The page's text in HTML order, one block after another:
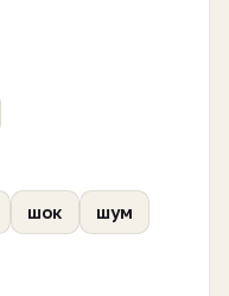
шок шум